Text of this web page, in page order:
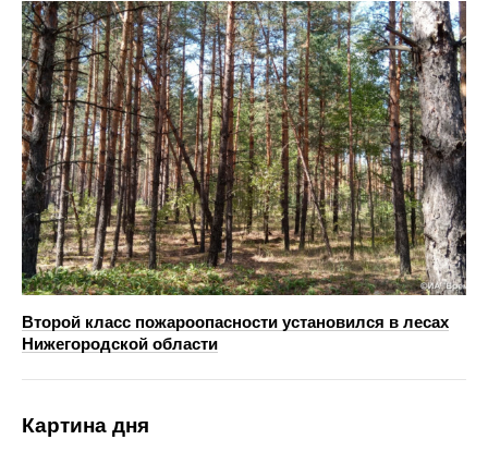
Второй класс пожароопасности установился в лесах
Нижегородской области
Картина дня